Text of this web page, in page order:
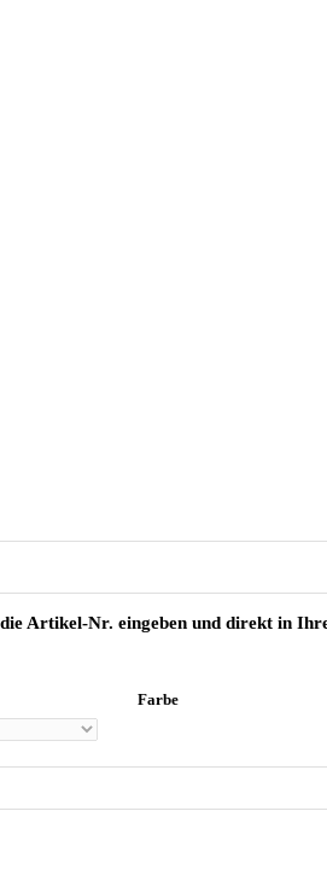
Artikel-Nr. eingeben und direkt in
Farbe